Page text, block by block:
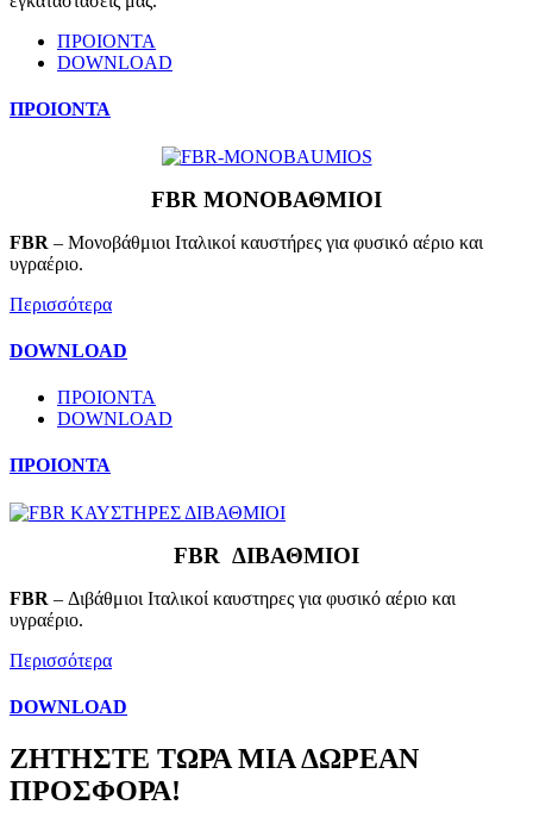
ΠΡΟΙΟΝΤΑ
DOWNLOAD
ΠΡΟΙΟΝΤΑ
FBR ΜΟΝΟΒΑΘΜΙΟΙ
FBR – Μονοβάθμιοι Ιταλικοί καυστήρες για φυσικό αέριο και
υγραέριο.
Περισσότερα
DOWNLOAD
ΠΡΟΙΟΝΤΑ
DOWNLOAD
ΠΡΟΙΟΝΤΑ
FBR ΔΙΒΑΘΜΙΟΙ
FBR – Διβάθμιοι Ιταλικοί καυστηρες για φυσικό αέριο και
υγραέριο.
Περισσότερα
DOWNLOAD
ΖΗΤΗΣΤΕ ΤΩΡΑ ΜΙΑ ΔΩΡΕΑΝ
ΠΡΟΣΦΟΡΑ!